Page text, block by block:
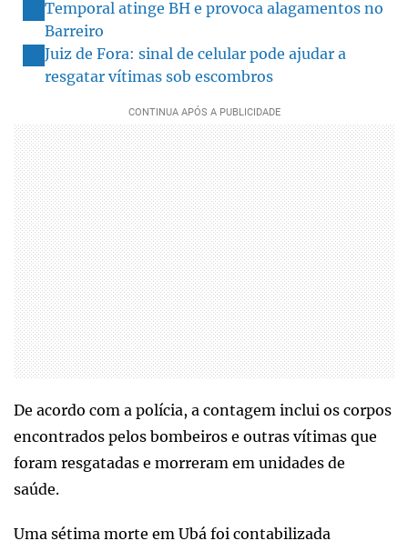
Temporal atinge BH e provoca alagamentos no
Barreiro
Juiz de Fora: sinal de celular pode ajudar a
resgatar vítimas sob escombros
De acordo com a polícia, a contagem inclui os corpos
encontrados pelos bombeiros e outras vítimas que
foram resgatadas e morreram em unidades de
saúde.
Uma sétima morte em Ubá foi contabilizada